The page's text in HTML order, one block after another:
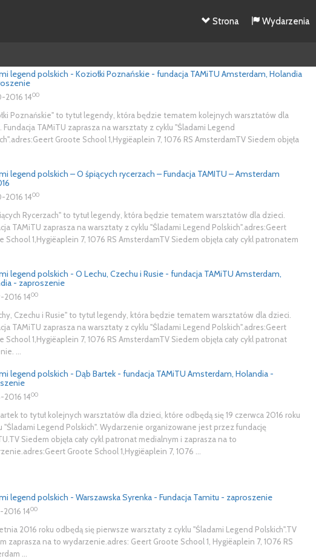
Strona Wydarzenia
legend polskich - Koziołki Poznańskie - fundacja TAMiTU Amsterdam, Holandia
2016 1400
Poznańskie" to tytuł legendy, która będzie tematem kolejnych warsztatów dla
Fundacja TAMiTU zaprasza na warsztaty z cyklu "Śladami Legend
Groote School 1,Hygiëaplein 7, 1076 RS AmsterdamTV Siedem objęła
legend polskich – O śpiących rycerzach – Fundacja TAMITU – Amsterdam
2016 1400
Rycerzach" to tytuł legendy, która będzie tematem warsztatów dla dzieci.
TAMiTU zaprasza na warsztaty z cyklu "Śladami Legend Polskich".adres:Geert
School 1,Hygiëaplein 7, 1076 RS AmsterdamTV Siedem objęła cały cykl patronatem
legend polskich - O Lechu, Czechu i Rusie - fundacja TAMiTU Amsterdam,
- zaproszenie
2016 1400
Czechu i Rusie" to tytuł legendy, która będzie tematem warsztatów dla dzieci.
TAMiTU zaprasza na warsztaty z cyklu "Śladami Legend Polskich".adres:Geert
School 1,Hygiëaplein 7, 1076 RS AmsterdamTV Siedem objęła cały cykl patronat
...
legend polskich - Dąb Bartek - fundacja TAMiTU Amsterdam, Holandia -
2016 1400
to tytuł kolejnych warsztatów dla dzieci, które odbędą się 19 czerwca 2016 roku
"Śladami Legend Polskich". Wydarzenie organizowane jest przez fundację
Siedem objęła cały cykl patronat medialnym i zaprasza na to
Groote School 1,Hygiëaplein 7, 1076 ...
legend polskich - Warszawska Syrenka - Fundacja Tamitu - zaproszenie
1400
2016 roku odbędą się pierwsze warsztaty z cyklu "Śladami Legend Polskich".TV
zaprasza na to wydarzenie.adres: Geert Groote School 1, Hygiëaplein 7, 1076 RS
...